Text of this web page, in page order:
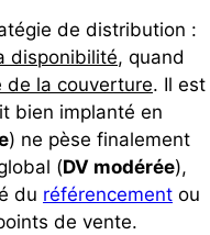
de distribution :
disponibilité, quand
de la couverture. Il est
bien implanté en
) ne pèse finalement
(DV modérée),
du référencement ou
de vente.